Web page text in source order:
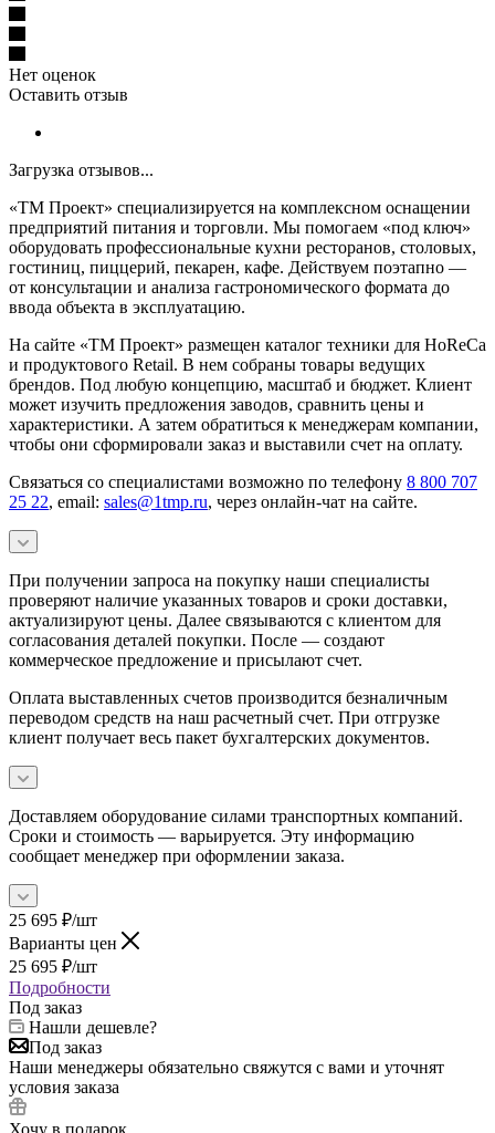
Нет оценок
Оставить отзыв
Загрузка отзывов...
«ТМ Проект» специализируется на комплексном оснащении
предприятий питания и торговли. Мы помогаем «под ключ»
оборудовать профессиональные кухни ресторанов, столовых,
гостиниц, пиццерий, пекарен, кафе. Действуем поэтапно —
от консультации и анализа гастрономического формата до
ввода объекта в эксплуатацию.
На сайте «ТМ Проект» размещен каталог техники для HoReCa
и продуктового Retail. В нем собраны товары ведущих
брендов. Под любую концепцию, масштаб и бюджет. Клиент
может изучить предложения заводов, сравнить цены и
характеристики. А затем обратиться к менеджерам компании,
чтобы они сформировали заказ и выставили счет на оплату.
Связаться со специалистами возможно по телефону 8 800 707
25 22, email: sales@1tmp.ru, через онлайн-чат на сайте.
При получении запроса на покупку наши специалисты
проверяют наличие указанных товаров и сроки доставки,
актуализируют цены. Далее связываются с клиентом для
согласования деталей покупки. После — создают
коммерческое предложение и присылают счет.
Оплата выставленных счетов производится безналичным
переводом средств на наш расчетный счет. При отгрузке
клиент получает весь пакет бухгалтерских документов.
Доставляем оборудование силами транспортных компаний.
Сроки и стоимость — варьируется. Эту информацию
сообщает менеджер при оформлении заказа.
25 695 ₽/шт
Варианты цен
25 695 ₽/шт
Подробности
Под заказ
Нашли дешевле?
Под заказ
Наши менеджеры обязательно свяжутся с вами и уточнят
условия заказа
Хочу в подарок